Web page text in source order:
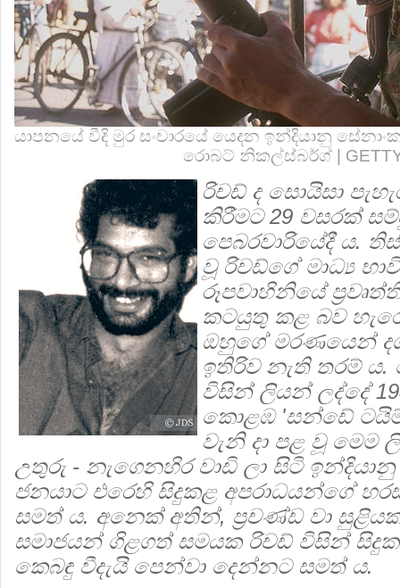
යාපනයේ වීදි මුර සංචාරයේ යෙදන ඉන්දියානු
රොබට් නිකල්ස්බර්ග් | GETTY
රිචඩ් ද සොයිසා
කිරීමට 29 වසරක්
පෙබරවාරියේදී ය.
වූ රිචඩ්ගේ මාධ්‍ය
රූපවාහිනියේ
කටයුතු කළ බව
ඔහුගේ මරණයෙන්
ඉතිරිව නැති තරම්
විසින් ලියන් ලද්දේ
කොළඹ 'සන්ඩේ
වැනි දා පළ වූ
උතුරු - නැගෙනහිර වාඩි ලා සිටි
ජනයාට එරෙහි සිදුකළ අපරාධයන්ගේ
සමත් ය. අනෙක් අතින්, ප්‍රචණ්ඩ වා
සමාජයන් ගිළගත් සමයක රිචඩ් විසින්
කෙබඳු වීදැයි පෙන්වා දෙන්නට සමත් ය.